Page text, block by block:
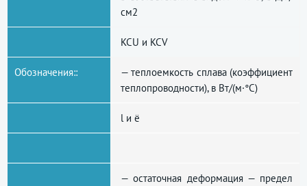
см2
KCU и KCV
Обозначения::
— теплоемкость сплава (коэффициент
теплопроводности), в Вт/(м·°С)
l и ë
— остаточная деформация — предел